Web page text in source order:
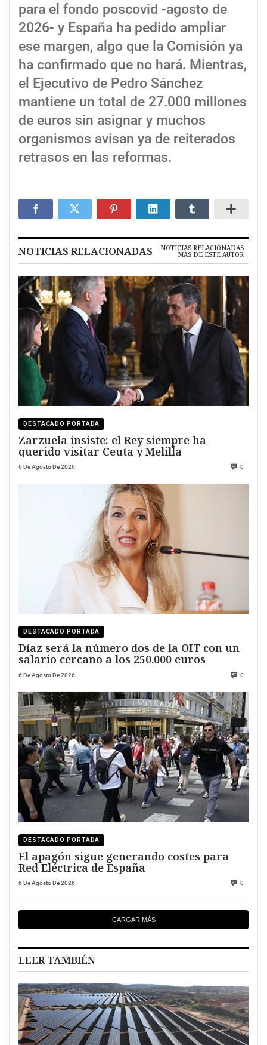
para el fondo poscovid -agosto de
2026- y España ha pedido ampliar
ese margen, algo que la Comisión ya
ha confirmado que no hará. Mientras,
el Ejecutivo de Pedro Sánchez
mantiene un total de 27.000 millones
de euros sin asignar y muchos
organismos avisan ya de reiterados
retrasos en las reformas.
NOTICIAS RELACIONADAS NOTICIAS RELACIONADAS
MÁS DE ESTE AUTOR
DESTACADO PORTADA
Zarzuela insiste: el Rey siempre ha
querido visitar Ceuta y Melilla
6 De Agosto De 2026 0
DESTACADO PORTADA
Díaz será la número dos de la OIT con un
salario cercano a los 250.000 euros
6 De Agosto De 2026 0
DESTACADO PORTADA
El apagón sigue generando costes para
Red Eléctrica de España
6 De Agosto De 2026 0
CARGAR MÁS
LEER TAMBIÉN